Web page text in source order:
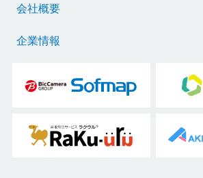
会社概要
企業情報